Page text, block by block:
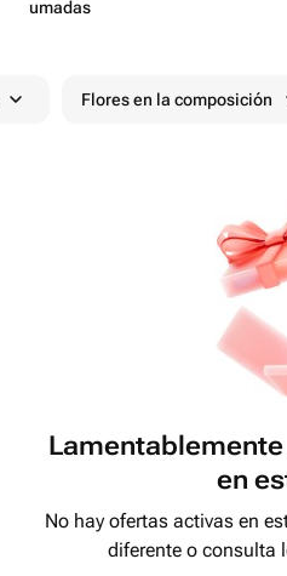
umadas
Flores en la composición
en
No hay ofertas activas en
diferente o consulta